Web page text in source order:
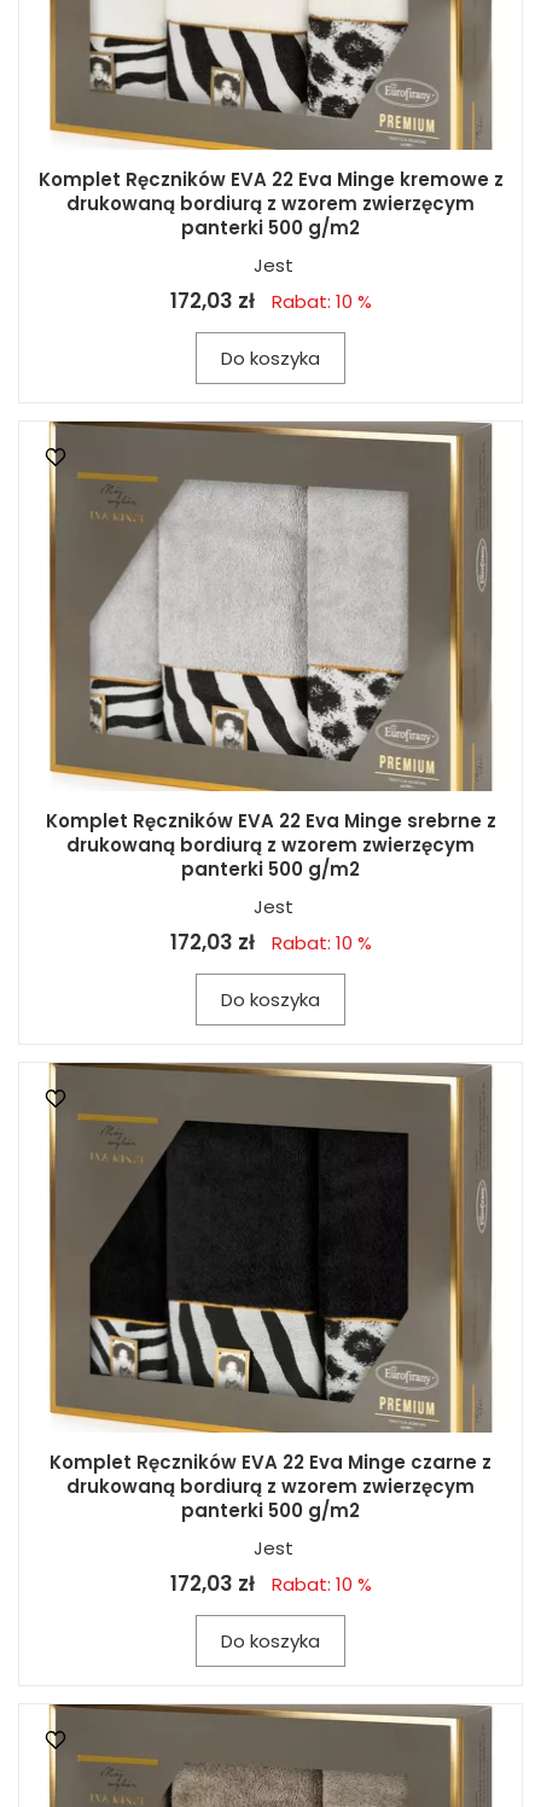
Komplet Ręczników EVA 22 Eva Minge kremowe z
drukowaną bordiurą z wzorem zwierzęcym
panterki 500 g/m2
Jest
172,03 zł Rabat: 10 %
Do koszyka
Komplet Ręczników EVA 22 Eva Minge srebrne z
drukowaną bordiurą z wzorem zwierzęcym
panterki 500 g/m2
Jest
172,03 zł Rabat: 10 %
Do koszyka
Komplet Ręczników EVA 22 Eva Minge czarne z
drukowaną bordiurą z wzorem zwierzęcym
panterki 500 g/m2
Jest
172,03 zł Rabat: 10 %
Do koszyka